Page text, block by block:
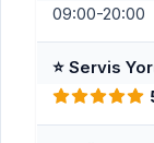
09:00-20:00
⭐ Servis